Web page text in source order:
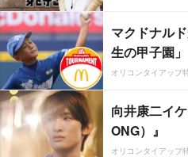
マクドナル
生の甲子園」
オリコンタイアップ
向井康二イ
ONG）』
オリコンタイアップ